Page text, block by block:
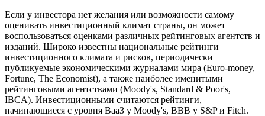
Если у инвестора нет желания или возможности самому
оценивать инвестиционный климат страны, он может
воспользоваться оценками различных рейтинговых агентств и
изданий. Широко известны национальные рейтинги
инвестиционного климата и рисков, периодически
публикуемые экономическими журналами мира (Euro-money,
Fortune, The Economist), а также наиболее именитыми
рейтинговыми агентствами (Moody's, Standard & Poor's,
IBCA). Инвестиционными считаются рейтинги,
начинающиеся с уровня ВааЗ у Moody's, ВВВ у S&P и Fitch.